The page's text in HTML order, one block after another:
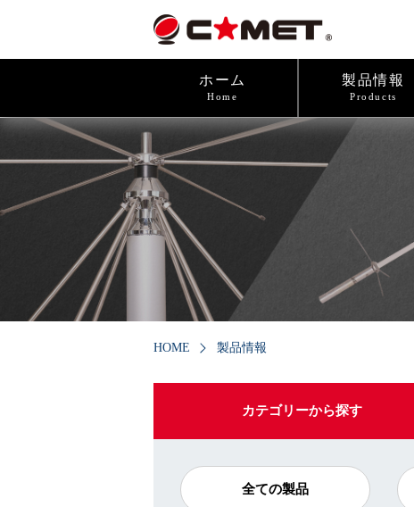
ホーム
Home
製品情報
Products
HOME 製品情報
カテゴリーから探す
全ての製品